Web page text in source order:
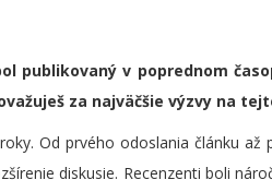
publikovaný v poprednom
za najväčšie výzvy na
Od prvého odoslania článku
diskusie. Recenzenti boli